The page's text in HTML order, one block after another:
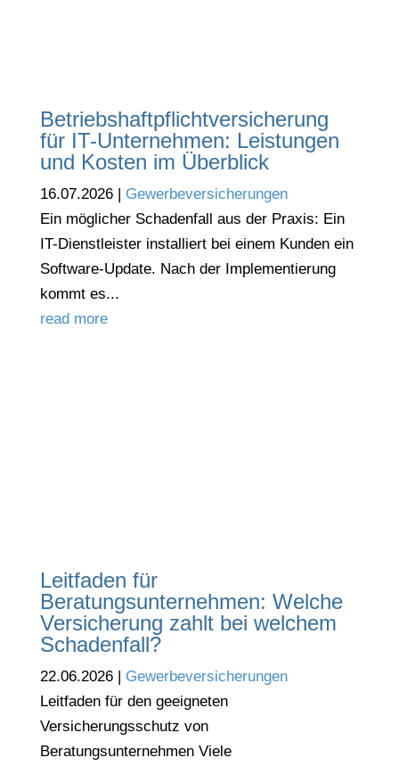
Betriebshaftpflichtversicherung
für IT-Unternehmen: Leistungen
und Kosten im Überblick
16.07.2026| Gewerbeversicherungen
Ein möglicher Schadenfall aus der Praxis: Ein
IT-Dienstleister installiert bei einem Kunden ein
Software-Update. Nach der Implementierung
kommt es...
read more
Leitfaden für
Beratungsunternehmen: Welche
Versicherung zahlt bei welchem
Schadenfall?
22.06.2026| Gewerbeversicherungen
Leitfaden für den geeigneten
Versicherungsschutz von
Beratungsunternehmen Viele